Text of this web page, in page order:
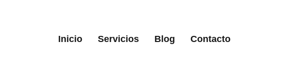
Inicio Servicios Blog Contacto